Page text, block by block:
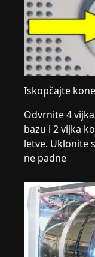
Iskopčajte
Odvrnite 4
bazu i 2 vijka
letve. Uklonite
ne padne